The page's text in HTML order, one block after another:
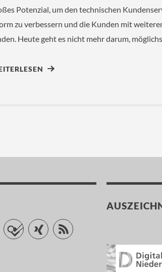
Potenzial, um den technischen
zu verbessern und die Kunden mit
Heute geht es nicht mehr darum,
Slideshare FoursquareXing